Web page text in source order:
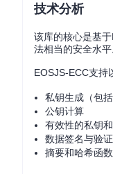
技术分析
该库的核心是基
法相当的安全水
EOSJS-ECC支持
私钥生成（包
公钥计算
有效性的私钥
数据签名与验证
摘要和哈希函